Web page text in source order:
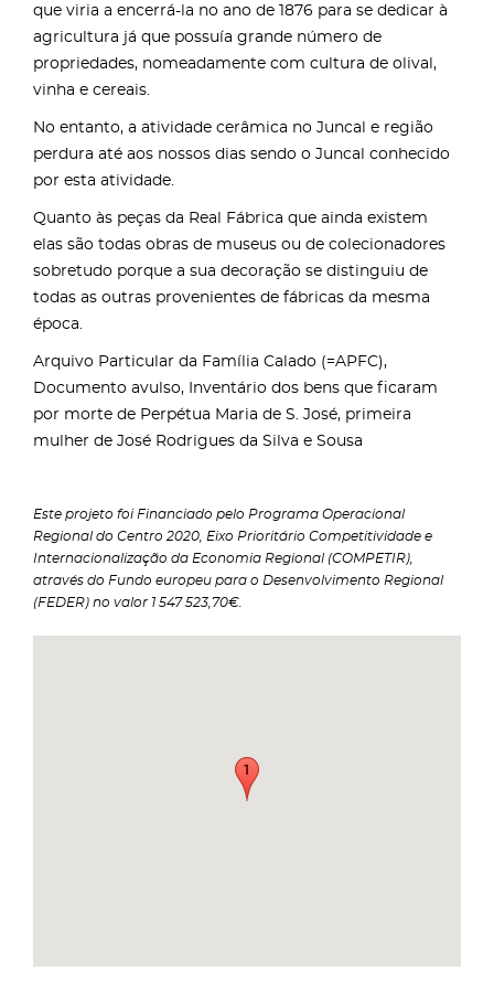
que viria a encerrá-la no ano de 1876 para se dedicar à
agricultura já que possuía grande número de
propriedades, nomeadamente com cultura de olival,
vinha e cereais.
No entanto, a atividade cerâmica no Juncal e região
perdura até aos nossos dias sendo o Juncal conhecido
por esta atividade.
Quanto às peças da Real Fábrica que ainda existem
elas são todas obras de museus ou de colecionadores
sobretudo porque a sua decoração se distinguiu de
todas as outras provenientes de fábricas da mesma
época.
Arquivo Particular da Família Calado (=APFC),
Documento avulso, Inventário dos bens que ficaram
por morte de Perpétua Maria de S. José, primeira
mulher de José Rodrigues da Silva e Sousa
Este projeto foi Financiado pelo Programa Operacional
Regional do Centro 2020, Eixo Prioritário Competitividade e
Internacionalização da Economia Regional (COMPETIR),
através do Fundo europeu para o Desenvolvimento Regional
(FEDER) no valor 1 547 523,70€.